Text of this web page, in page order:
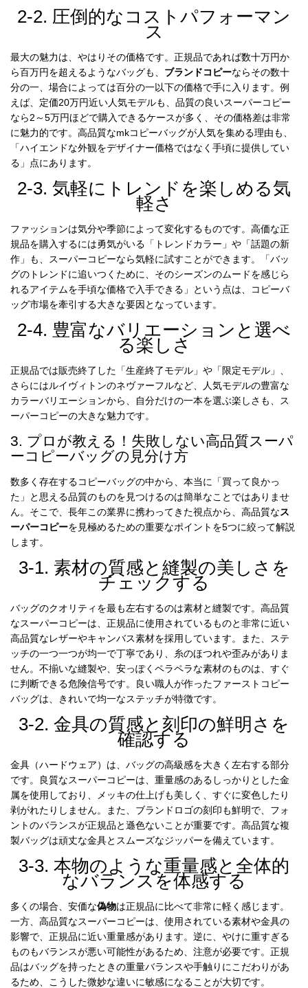
2-2. 圧倒的なコストパフォーマン
ス
最大の魅力は、やはりその価格です。正規品であれば数十万円か
ら百万円を超えるようなバッグも、 ブランドコピーならその数十
分の一、場合によっては百分の一以下の価格で手に入ります。例
えば、定価20万円近い人気モデルも、品質の良いスーパーコピー
なら2～5万円ほどで購入できるケースが多く、その価格差は非常
に魅力的です。高品質なmkコピーバッグが人気を集める理由も、
「ハイエンドな外観をデザイナー価格ではなく手頃に提供してい
る」点にあります。
2-3. 気軽にトレンドを楽しめる気
軽さ
ファッションは気分や季節によって変化するものです。高価な正
規品を購入するには勇気がいる「トレンドカラー」や「話題の新
作」も、スーパーコピーなら気軽に試すことができます。「バッ
グのトレンドに追いつくために、そのシーズンのムードを感じら
れるアイテムを手頃な価格で入手できる」という点は、コピーバ
ッグ市場を牽引する大きな要因となっています。
2-4. 豊富なバリエーションと選べ
る楽しさ
正規品では販売終了した「生産終了モデル」や「限定モデル」、
さらにはルイヴィトンのネヴァーフルなど、人気モデルの豊富な
カラーバリエーションから、自分だけの一本を選ぶ楽しさも、ス
ーパーコピーの大きな魅力です。
3. プロが教える！失敗しない高品質スーパ
ーコピーバッグの見分け方
数多く存在するコピーバッグの中から、本当に「買って良かっ
た」と思える品質のものを見つけるのは簡単なことではありませ
ん。そこで、長年この業界に携わってきた視点から、高品質なス
ーパーコピーを見極めるための重要なポイントを5つに絞って解説
します。
3-1. 素材の質感と縫製の美しさを
チェックする
バッグのクオリティを最も左右するのは素材と縫製です。高品質
なスーパーコピーは、正規品に使用されているものと非常に近い
高品質なレザーやキャンバス素材を採用しています。また、ステ
ッチの一つ一つが均一で丁寧であり、糸のほつれや歪みがありま
せん。不揃いな縫製や、安っぽくペラペラな素材のものは、すぐ
に判断できる危険信号です。良い職人が作ったファーストコピー
バッグは、きれいで均一なステッチが特徴です。
3-2. 金具の質感と刻印の鮮明さを
確認する
金具（ハードウェア）は、バッグの高級感を大きく左右する部分
です。良質なスーパーコピーは、重量感のあるしっかりとした金
属を使用しており、メッキの仕上げも美しく、すぐに変色したり
剥がれたりしません。また、ブランドロゴの刻印も鮮明で、フォ
ントのバランスが正規品と遜色ないことが重要です。高品質な複
製バッグは頑丈な金具とスムーズなジッパーを備えています。
3-3. 本物のような重量感と全体的
なバランスを体感する
多くの場合、安価な偽物は正規品に比べて非常に軽く感じます。
一方、高品質なスーパーコピーは、使用されている素材や金具の
影響で、正規品に近い重量感があります。逆に、やけに重すぎる
ものもバランスが悪い可能性があるため、注意が必要です。正規
品はバッグを持ったときの重量バランスや手触りにこだわりがあ
るため、こうした微妙な違いに敏感になることが大切です。